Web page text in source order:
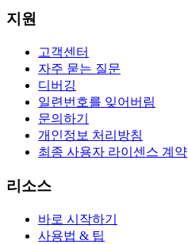
지원
고객센터
자주 묻는 질문
디버깅
일련번호를 잊어버림
문의하기
개인정보 처리방침
최종 사용자 라이센스 계약
리소스
바로 시작하기
사용법 & 팁